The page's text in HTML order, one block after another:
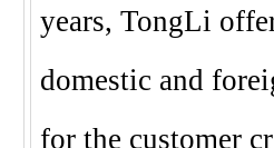
years, TongLi
domestic and
for the customer